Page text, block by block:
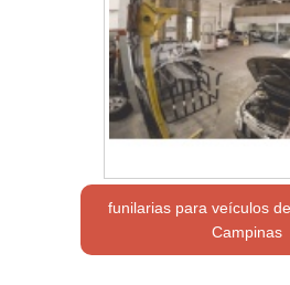
funilarias para veículos
Campinas